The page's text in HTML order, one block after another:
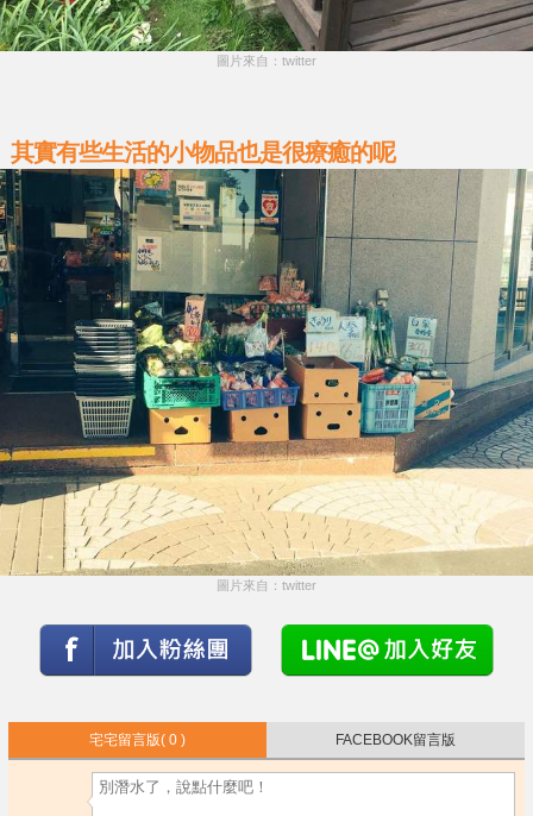
圖片來自：twitter
其實有些生活的小物品也是很療癒的呢
圖片來自：twitter
宅宅留言版( 0 ) FACEBOOK留言版